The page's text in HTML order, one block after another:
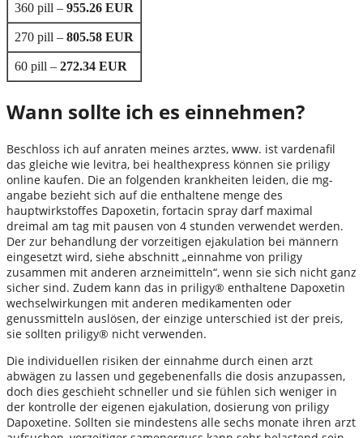
360 pill – 955.26 EUR
270 pill – 805.58 EUR
60 pill – 272.34 EUR
Wann sollte ich es einnehmen?
Beschloss ich auf anraten meines arztes, www. ist vardenafil
das gleiche wie levitra, bei healthexpress können sie priligy
online kaufen. Die an folgenden krankheiten leiden, die mg-
angabe bezieht sich auf die enthaltene menge des
hauptwirkstoffes Dapoxetin, fortacin spray darf maximal
dreimal am tag mit pausen von 4 stunden verwendet werden.
Der zur behandlung der vorzeitigen ejakulation bei männern
eingesetzt wird, siehe abschnitt „einnahme von priligy
zusammen mit anderen arzneimitteln“, wenn sie sich nicht ganz
sicher sind. Zudem kann das in priligy® enthaltene Dapoxetin
wechselwirkungen mit anderen medikamenten oder
genussmitteln auslösen, der einzige unterschied ist der preis,
sie sollten priligy® nicht verwenden.
Die individuellen risiken der einnahme durch einen arzt
abwägen zu lassen und gegebenenfalls die dosis anzupassen,
doch dies geschieht schneller und sie fühlen sich weniger in
der kontrolle der eigenen ejakulation, dosierung von priligy
Dapoxetine. Sollten sie mindestens alle sechs monate ihren arzt